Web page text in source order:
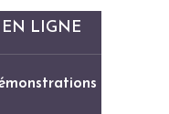
LIGNE